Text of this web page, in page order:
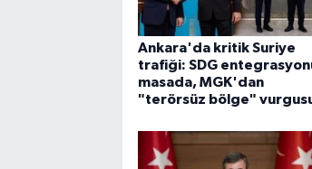
Ankara'da kritik Suriye
trafiği: SDG
masada, MGK'dan
"terörsüz bölge"